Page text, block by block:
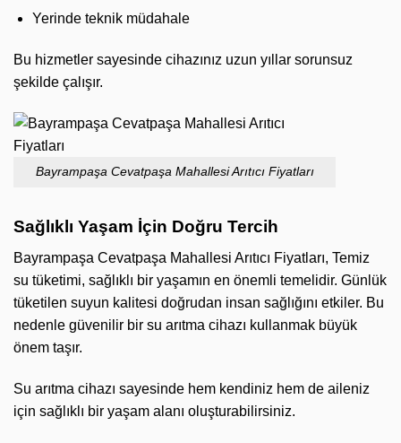
Yerinde teknik müdahale
Bu hizmetler sayesinde cihazınız uzun yıllar sorunsuz
şekilde çalışır.
Bayrampaşa Cevatpaşa Mahallesi Arıtıcı Fiyatları
Sağlıklı Yaşam İçin Doğru Tercih
Bayrampaşa Cevatpaşa Mahallesi Arıtıcı Fiyatları, Temiz
su tüketimi, sağlıklı bir yaşamın en önemli temelidir. Günlük
tüketilen suyun kalitesi doğrudan insan sağlığını etkiler. Bu
nedenle güvenilir bir su arıtma cihazı kullanmak büyük
önem taşır.
Su arıtma cihazı sayesinde hem kendiniz hem de aileniz
için sağlıklı bir yaşam alanı oluşturabilirsiniz.